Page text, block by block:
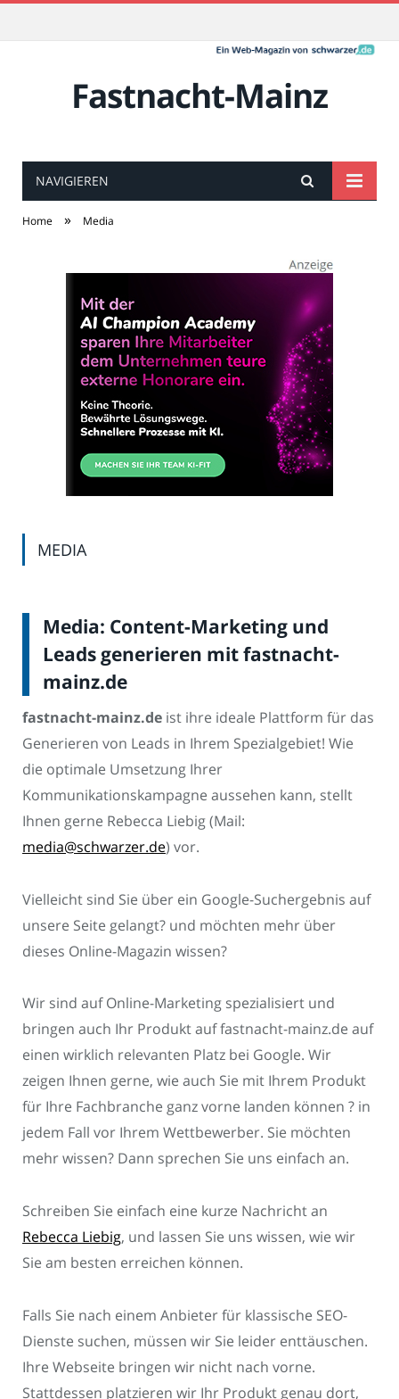
Fastnacht-Mainz
NAVIGIEREN
Home » Media
MEDIA
Media: Content-Marketing und
Leads generieren mit fastnacht-
mainz.de
fastnacht-mainz.de ist ihre ideale Plattform für das
Generieren von Leads in Ihrem Spezialgebiet! Wie
die optimale Umsetzung Ihrer
Kommunikationskampagne aussehen kann, stellt
Ihnen gerne Rebecca Liebig (Mail:
media@schwarzer.de) vor.
Vielleicht sind Sie über ein Google-Suchergebnis auf
unsere Seite gelangt? und möchten mehr über
dieses Online-Magazin wissen?
Wir sind auf Online-Marketing spezialisiert und
bringen auch Ihr Produkt auf fastnacht-mainz.de auf
einen wirklich relevanten Platz bei Google. Wir
zeigen Ihnen gerne, wie auch Sie mit Ihrem Produkt
für Ihre Fachbranche ganz vorne landen können ? in
jedem Fall vor Ihrem Wettbewerber. Sie möchten
mehr wissen? Dann sprechen Sie uns einfach an.
Schreiben Sie einfach eine kurze Nachricht an
Rebecca Liebig, und lassen Sie uns wissen, wie wir
Sie am besten erreichen können.
Falls Sie nach einem Anbieter für klassische SEO-
Dienste suchen, müssen wir Sie leider enttäuschen.
Ihre Webseite bringen wir nicht nach vorne.
Stattdessen platzieren wir Ihr Produkt genau dort,